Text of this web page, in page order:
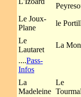
Le Joux-
Plane
le
Le
Lautaret
La
....Pass-
Infos
La
Madeleine
Le